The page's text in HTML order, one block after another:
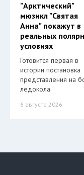
"Арктический"
мюзикл "Святая
Анна" покажут в
реальных
условиях
Готовится первая в
истории постановка
представления на
ледокола.
6 августа 2026